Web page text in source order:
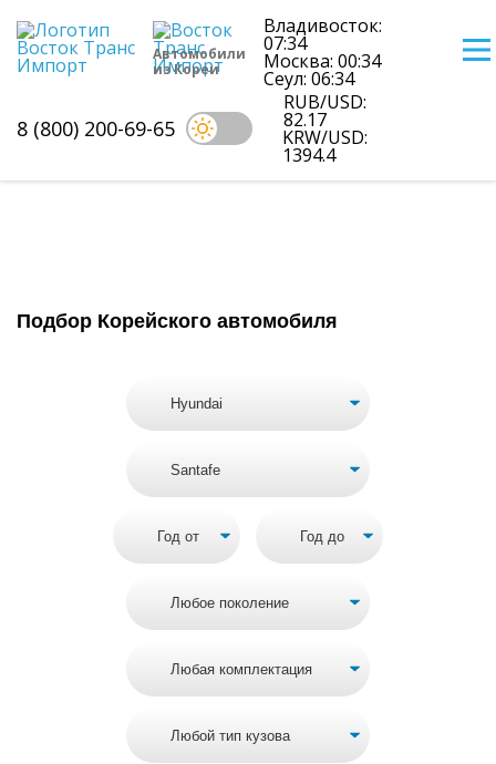
Автомобили
из Кореи
Владивосток:
07:34
Москва: 00:34
Сеул: 06:34
RUB/USD:
82.17
KRW/USD:
1394.4
8 (800) 200-69-65
Цены на Hyundai Santafe из Кореи
Подбор Корейского автомобиля